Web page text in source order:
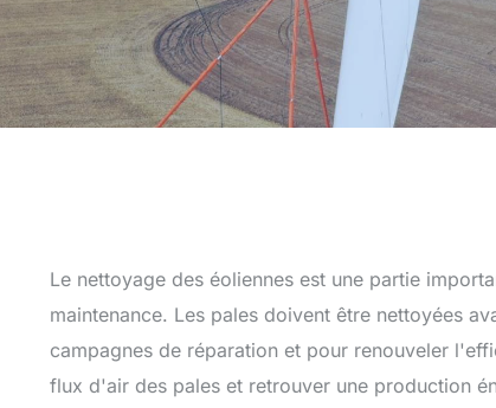
Le nettoyage des éoliennes est une partie
maintenance. Les pales doivent être nettoyées
campagnes de réparation et pour renouveler
flux d'air des pales et retrouver une production